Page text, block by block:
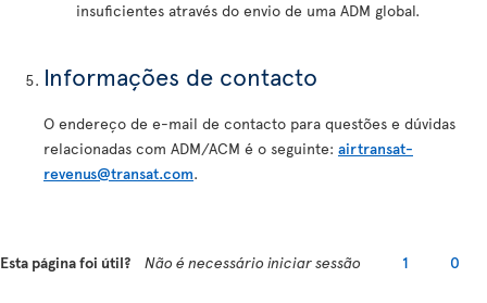
insuficientes através do envio de uma ADM global.
Informações de contacto
O endereço de e-mail de contacto para questões e dúvidas
relacionadas com ADM/ACM é o seguinte: airtransat-
revenus@transat.com.
Esta página foi útil? Não é necessário iniciar sessão 1 0